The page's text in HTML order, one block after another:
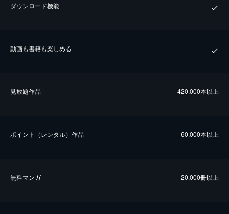
ダウンロード機能
動画も書籍も楽しめる
⾒放題作品 420,000本以上
ポイント（レンタル）作品 60,000本以上
無料マンガ 20,000冊以上